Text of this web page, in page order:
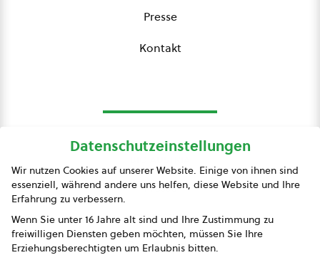
Presse
Kontakt
Presse
Impressum
Datenschutz
Datenschutzeinstellungen
Wir nutzen Cookies auf unserer Website. Einige von ihnen sind
essenziell, während andere uns helfen, diese Website und Ihre
Erfahrung zu verbessern.
Wenn Sie unter 16 Jahre alt sind und Ihre Zustimmung zu
freiwilligen Diensten geben möchten, müssen Sie Ihre
Erziehungsberechtigten um Erlaubnis bitten.